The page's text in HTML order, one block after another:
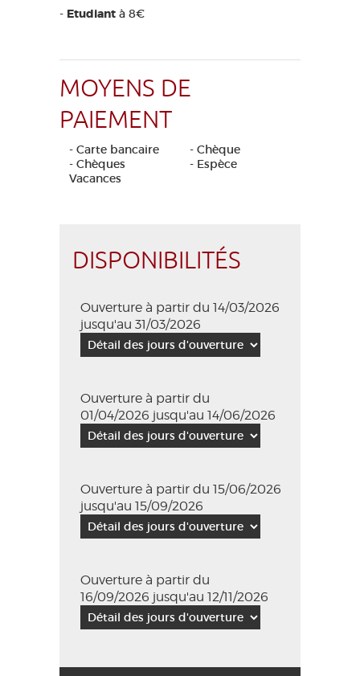
- Etudiant à 8€
MOYENS DE
PAIEMENT
- Carte bancaire
- Chèque
- Chèques
Vacances
- Espèce
DISPONIBILITÉS
Ouverture à partir du 14/03/2026
jusqu'au 31/03/2026
Ouverture à partir du
01/04/2026 jusqu'au 14/06/2026
Ouverture à partir du 15/06/2026
jusqu'au 15/09/2026
Ouverture à partir du
16/09/2026 jusqu'au 12/11/2026